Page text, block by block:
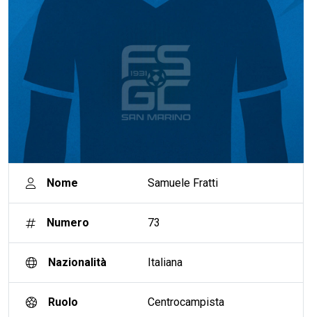
Nome Samuele Fratti
Numero 73
Nazionalità Italiana
Ruolo Centrocampista